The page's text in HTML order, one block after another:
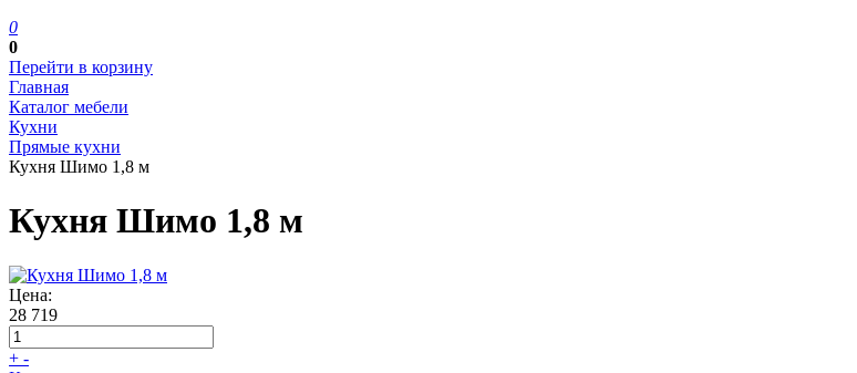
0
0
Перейти в корзину
Главная
Каталог мебели
Кухни
Прямые кухни
Кухня Шимо 1,8 м
Кухня Шимо 1,8 м
Цена:
28 719
+ -